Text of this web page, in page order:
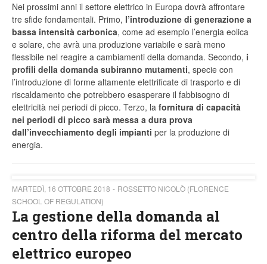
Nei prossimi anni il settore elettrico in Europa dovrà affrontare
tre sfide fondamentali. Primo, l’introduzione di generazione a
bassa intensità carbonica, come ad esempio l’energia eolica
e solare, che avrà una produzione variabile e sarà meno
flessibile nel reagire a cambiamenti della domanda. Secondo, i
profili della domanda subiranno mutamenti, specie con
l’introduzione di forme altamente elettrificate di trasporto e di
riscaldamento che potrebbero esasperare il fabbisogno di
elettricità nei periodi di picco. Terzo, la fornitura di capacità
nei periodi di picco sarà messa a dura prova
dall’invecchiamento degli impianti per la produzione di
energia.
MARTEDÌ, 16 OTTOBRE 2018
ROSSETTO NICOLÒ (FLORENCE
SCHOOL OF REGULATION)
La gestione della domanda al
centro della riforma del mercato
elettrico europeo